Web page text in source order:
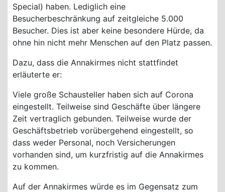
Special) haben. Lediglich eine
Besucherbeschränkung auf zeitgleiche 5.000
Besucher. Dies ist aber keine besondere Hürde, da
ohne hin nicht mehr Menschen auf den Platz passen.
Dazu, dass die Annakirmes nicht stattfindet
erläuterte er:
Viele große Schausteller haben sich auf Corona
eingestellt. Teilweise sind Geschäfte über längere
Zeit vertraglich gebunden. Teilweise wurde der
Geschäftsbetrieb vorübergehend eingestellt, so
dass weder Personal, noch Versicherungen
vorhanden sind, um kurzfristig auf die Annakirmes
zu kommen.
Auf der Annakirmes würde es im Gegensatz zum